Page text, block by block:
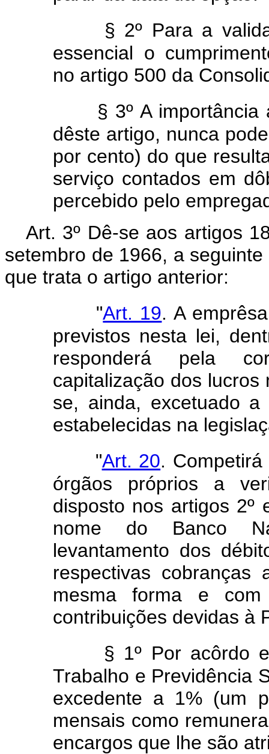
§ 2º Para a
essencial o
no artigo 500 da
§ 3º A
dêste artigo, nunca
por cento) do que
serviço contados em
percebido pelo
Art. 3º Dê-se aos artigos
setembro de 1966, a
que trata o artigo anterior:
"Art. 19. A
previstos nesta lei,
responderá pela
capitalização dos lucros
se, ainda, excetuado
estabelecidas na
"Art. 20.
órgãos próprios a
disposto nos artigos 2º
nome do Banco
levantamento dos
respectivas cobranças
mesma forma e
contribuições devidas à
§ 1º Por acôrdo
Trabalho e Previdência
excedente a 1% (um
mensais como
encargos que lhe são